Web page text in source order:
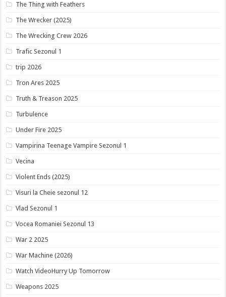
The Thing with Feathers
The Wrecker (2025)
The Wrecking Crew 2026
Trafic Sezonul 1
trip 2026
Tron Ares 2025
Truth & Treason 2025
Turbulence
Under Fire 2025
Vampirina Teenage Vampire Sezonul 1
Vecina
Violent Ends (2025)
Visuri la Cheie sezonul 12
Vlad Sezonul 1
Vocea Romaniei Sezonul 13
War 2 2025
War Machine (2026)
Watch VideoHurry Up Tomorrow
Weapons 2025